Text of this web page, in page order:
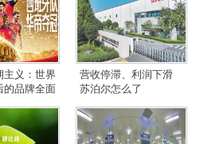
主义：世界
的品牌全面
营收停滞、利润下滑
苏泊尔怎么了